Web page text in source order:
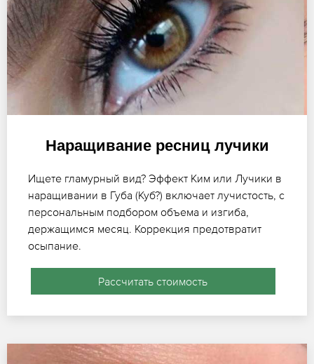
Наращивание ресниц лучики
Ищете гламурный вид? Эффект Ким или Лучики в
наращивании в Губа (Куб?) включает лучистость, с
персональным подбором объема и изгиба,
держащимся месяц. Коррекция предотвратит
осыпание.
Рассчитать стоимость